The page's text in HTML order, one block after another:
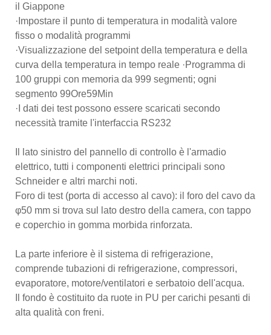
il Giappone
·Impostare il punto di temperatura in modalità valore
fisso o modalità programmi
·Visualizzazione del setpoint della temperatura e della
curva della temperatura in tempo reale ·Programma di
100 gruppi con memoria da 999 segmenti; ogni
segmento 99Ore59Min
·I dati dei test possono essere scaricati secondo
necessità tramite l'interfaccia RS232
Il lato sinistro del pannello di controllo è l'armadio
elettrico, tutti i componenti elettrici principali sono
Schneider e altri marchi noti.
Foro di test (porta di accesso al cavo): il foro del cavo da
φ50 mm si trova sul lato destro della camera, con tappo
e coperchio in gomma morbida rinforzata.
La parte inferiore è il sistema di refrigerazione,
comprende tubazioni di refrigerazione, compressori,
evaporatore, motore/ventilatori e serbatoio dell'acqua.
Il fondo è costituito da ruote in PU per carichi pesanti di
alta qualità con freni.